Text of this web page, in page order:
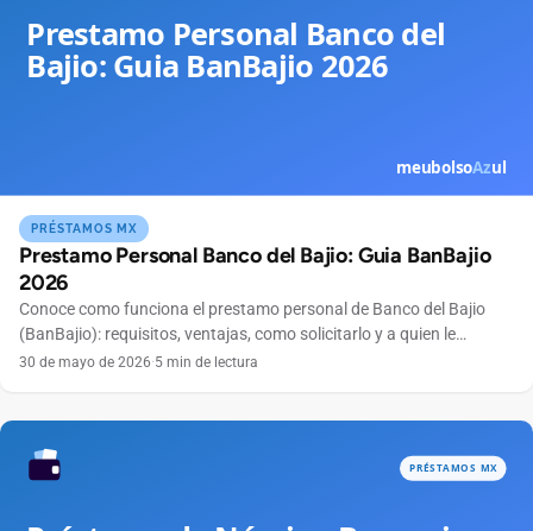
PRÉSTAMOS MX
Prestamo Personal Banco del Bajio: Guia BanBajio
2026
Conoce como funciona el prestamo personal de Banco del Bajio
(BanBajio): requisitos, ventajas, como solicitarlo y a quien le
conviene este credito.
30 de mayo de 2026·5 min de lectura